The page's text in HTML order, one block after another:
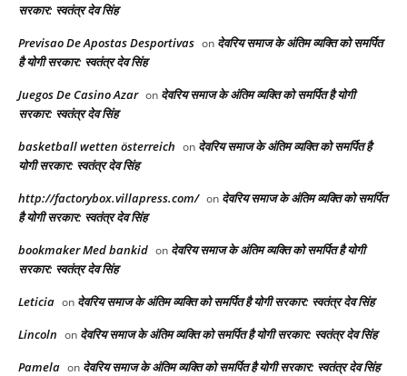
सरकार: स्वतंत्र देव सिंह
Previsao De Apostas Desportivas on देवरिय समाज के अंतिम व्यक्ति को समर्पित
है योगी सरकार: स्वतंत्र देव सिंह
Juegos De Casino Azar on देवरिय समाज के अंतिम व्यक्ति को समर्पित है योगी
सरकार: स्वतंत्र देव सिंह
basketball wetten österreich on देवरिय समाज के अंतिम व्यक्ति को समर्पित है
योगी सरकार: स्वतंत्र देव सिंह
http://factorybox.villapress.com/ on देवरिय समाज के अंतिम व्यक्ति को समर्पित
है योगी सरकार: स्वतंत्र देव सिंह
bookmaker Med bankid on देवरिय समाज के अंतिम व्यक्ति को समर्पित है योगी
सरकार: स्वतंत्र देव सिंह
Leticia on देवरिय समाज के अंतिम व्यक्ति को समर्पित है योगी सरकार: स्वतंत्र देव सिंह
Lincoln on देवरिय समाज के अंतिम व्यक्ति को समर्पित है योगी सरकार: स्वतंत्र देव सिंह
Pamela on देवरिय समाज के अंतिम व्यक्ति को समर्पित है योगी सरकार: स्वतंत्र देव सिंह